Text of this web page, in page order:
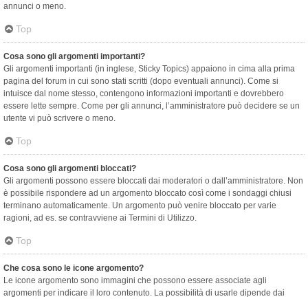
annunci o meno.
Top
Cosa sono gli argomenti importanti?
Gli argomenti importanti (in inglese, Sticky Topics) appaiono in cima alla prima
pagina del forum in cui sono stati scritti (dopo eventuali annunci). Come si
intuisce dal nome stesso, contengono informazioni importanti e dovrebbero
essere lette sempre. Come per gli annunci, l’amministratore può decidere se un
utente vi può scrivere o meno.
Top
Cosa sono gli argomenti bloccati?
Gli argomenti possono essere bloccati dai moderatori o dall’amministratore. Non
è possibile rispondere ad un argomento bloccato così come i sondaggi chiusi
terminano automaticamente. Un argomento può venire bloccato per varie
ragioni, ad es. se contravviene ai Termini di Utilizzo.
Top
Che cosa sono le icone argomento?
Le icone argomento sono immagini che possono essere associate agli
argomenti per indicare il loro contenuto. La possibilità di usarle dipende dai